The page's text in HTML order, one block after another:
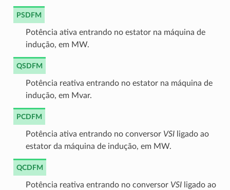
PSDFM
Potência ativa entrando no estator na máquina de
indução, em MW.
QSDFM
Potência reativa entrando no estator na máquina de
indução, em Mvar.
PCDFM
Potência ativa entrando no conversor VSIligado ao
estator da máquina de indução, em MW.
QCDFM
Potência reativa entrando no conversor VSIligado ao